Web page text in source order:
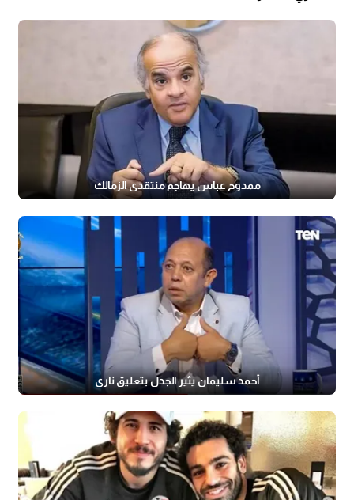
ممدوح عباس يهاجم منتقدي الزمالك
أحمد سليمان يثير الجدل بتعليق ناري